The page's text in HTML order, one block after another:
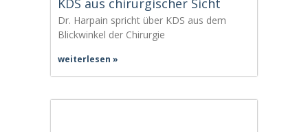
KDS aus chirurgischer Sicht
Dr. Harpain spricht über KDS aus dem
Blickwinkel der Chirurgie
weiterlesen »